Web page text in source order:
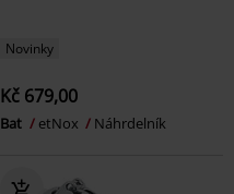
Novinky
Kč 679,00
Bat etNox Náhrdelník